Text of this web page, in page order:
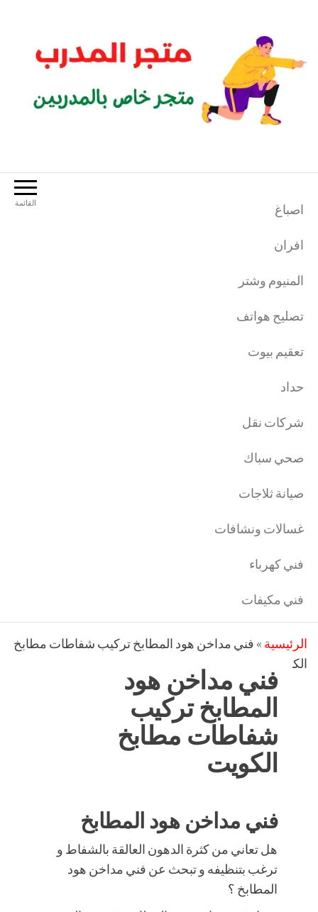
القائمة اصباغ
افران
المنيوم وشتر
تصليح هواتف
تعقيم بيوت
حداد
شركات نقل
صحي سباك
صيانة ثلاجات
غسالات ونشافات
فني كهرباء
فني مكيفات
الرئيسية » فني مداخن هود المطابخ تركيب شفاطات مطابخ
الكويتفني مداخن هود
المطابخ تركيب
شفاطات مطابخ
الكويت
فني مداخن هود المطابخ
هل تعاني من كثرة الدهون العالقة بالشفاط و
ترغب بتنظيفه و تبحث عن فني مداخن هود
المطابخ ؟